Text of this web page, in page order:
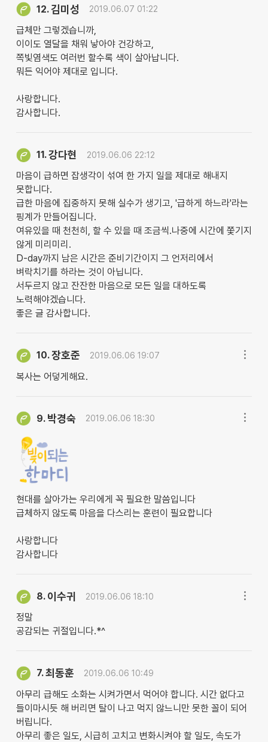
12.김미성 2019.06.07 01:22
급체만 그렇겠습니까,
이이도 열달을 채워 낳아야 건강하고,
쪽빛염색도 여러번 할수록 색이 살아납니다.
뭐든 익어야 제대로 입니다.
사랑합니다.
감사합니다.
11.강다현 2019.06.06 22:12
마음이 급하면 잡생각이 섞여 한 가지 일을 제대로 해내지
못합니다.
급한 마음에 집중하지 못해 실수가 생기고, '급하게 하느라'라는
핑계가 만들어집니다.
여유있을 때 천천히, 할 수 있을 때 조금씩.나중에 시간에 쫓기지
않게 미리미리.
D-day까지 남은 시간은 준비기간이지 그 언저리에서
벼락치기를 하라는 것이 아닙니다.
서두르지 않고 잔잔한 마음으로 모든 일을 대하도록
노력해야겠습니다.
좋은 글 감사합니다.
10.장호준 2019.06.06 19:07
복사는 어덯게해요.
9. 박경숙 2019.06.06 18:30
현대를 살아가는 우리에게 꼭 필요한 말씀입니다
급체하지 않도록 마음을 다스리는 훈련이 필요합니다
사랑합니다
감사합니다
8. 이수귀 2019.06.06 18:10
정말
공감되는 귀절입니다.*^
7.최동훈 2019.06.06 10:49
아무리 급해도 소화는 시켜가면서 먹어야 합니다. 시간 없다고
들이마시듯 해 버리면 탈이 나고 먹지 않느니만 못한 꼴이 되어
버립니다.
아무리 좋은 일도, 시급히 고치고 변화시켜야 할 일도, 속도가